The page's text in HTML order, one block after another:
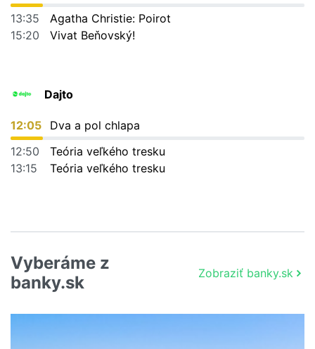
13:35
Agatha Christie: Poirot
15:20
Vivat Beňovský!
Dajto
12:05
Dva a pol chlapa
12:50
Teória veľkého tresku
13:15
Teória veľkého tresku
Vyberáme z
banky.sk
Zobraziť banky.sk